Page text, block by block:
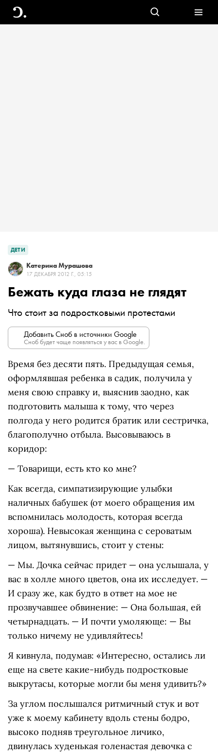
ДЕТИ
Катерина Мурашова
17 ДЕКАБРЯ 2012 Г., 05:15
Бежать куда глаза не глядят
Что стоит за подростковыми протестами
Добавить Сноб в источники Google
Сноб будет чаще появляться у вас в Google.
Время без десяти пять. Предыдущая семья,
оформлявшая ребенка в садик, получила у
меня свою справку и, выяснив заодно, как
подготовить малыша к тому, что через
полгода у него родится братик или сестричка,
благополучно отбыла. Высовываюсь в
коридор:
— Товарищи, есть кто ко мне?
Как всегда, симпатизирующие улыбки
наличных бабушек (от моего обращения им
вспомнилась молодость, которая всегда
хороша). Невысокая женщина с сероватым
лицом, вытянувшись, стоит у стены:
— Мы. Дочка сейчас придет — она услышала, у
вас в холле много цветов, она их исследует. —
И сразу же, как будто в ответ на мое не
прозвучавшее обвинение: — Она большая, ей
четырнадцать. — И почти умоляюще: — Вы
только ничему не удивляйтесь!
Я кивнула, подумав: «Интересно, остались ли
еще на свете какие-нибудь подростковые
выкрутасы, которые могли бы меня удивить?»
За углом послышался ритмичный стук и вот
уже к моему кабинету вдоль стены бодро,
высоко подняв треугольное личико,
двинулась худенькая голенастая девочка с